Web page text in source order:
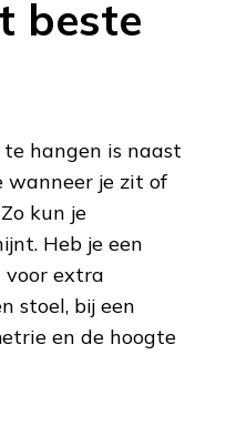
beste
hangen is naast
wanneer je zit of
kun je
Heb je een
voor extra
stoel, bij een
en de hoogte